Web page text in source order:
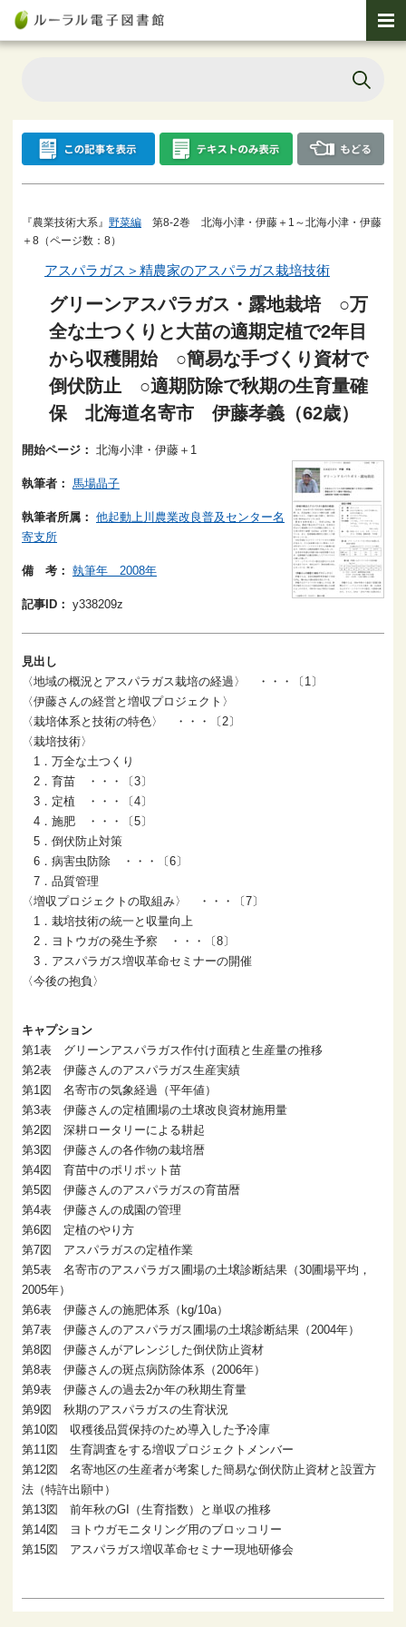
『農業技術大系』 野菜編 第8-2巻 北海小津・伊藤＋1～北海小津・伊藤
＋8（ページ数：8）
アスパラガス＞精農家のアスパラガス栽培技術
グリーンアスパラガス・露地栽培 ○万
全な土つくりと大苗の適期定植で2年目
から収穫開始 ○簡易な手づくり資材で
倒伏防止 ○適期防除で秋期の生育量確
保 北海道名寄市 伊藤孝義（62歳）
開始ページ： 北海小津・伊藤＋1
執筆者： 馬場晶子
執筆者所属： 他起動上川農業改良普及センター名
寄支所
備 考： 執筆年 2008年
記事ID： y338209z
見出し
〈地域の概況とアスパラガス栽培の経過〉 ・・・〔1〕
〈伊藤さんの経営と増収プロジェクト〉
〈栽培体系と技術の特色〉 ・・・〔2〕
〈栽培技術〉
1．万全な土つくり
2．育苗 ・・・〔3〕
3．定植 ・・・〔4〕
4．施肥 ・・・〔5〕
5．倒伏防止対策
6．病害虫防除 ・・・〔6〕
7．品質管理
〈増収プロジェクトの取組み〉 ・・・〔7〕
1．栽培技術の統一と収量向上
2．ヨトウガの発生予察 ・・・〔8〕
3．アスパラガス増収革命セミナーの開催
〈今後の抱負〉
キャプション
第1表 グリーンアスパラガス作付け面積と生産量の推移
第2表 伊藤さんのアスパラガス生産実績
第1図 名寄市の気象経過（平年値）
第3表 伊藤さんの定植圃場の土壌改良資材施用量
第2図 深耕ロータリーによる耕起
第3図 伊藤さんの各作物の栽培暦
第4図 育苗中のポリポット苗
第5図 伊藤さんのアスパラガスの育苗暦
第4表 伊藤さんの成園の管理
第6図 定植のやり方
第7図 アスパラガスの定植作業
第5表 名寄市のアスパラガス圃場の土壌診断結果（30圃場平均，
2005年）
第6表 伊藤さんの施肥体系（kg/10a）
第7表 伊藤さんのアスパラガス圃場の土壌診断結果（2004年）
第8図 伊藤さんがアレンジした倒伏防止資材
第8表 伊藤さんの斑点病防除体系（2006年）
第9表 伊藤さんの過去2か年の秋期生育量
第9図 秋期のアスパラガスの生育状況
第10図 収穫後品質保持のため導入した予冷庫
第11図 生育調査をする増収プロジェクトメンバー
第12図 名寄地区の生産者が考案した簡易な倒伏防止資材と設置方
法（特許出願中）
第13図 前年秋のGI（生育指数）と単収の推移
第14図 ヨトウガモニタリング用のブロッコリー
第15図 アスパラガス増収革命セミナー現地研修会